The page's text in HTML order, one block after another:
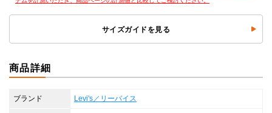
サイズガイドを見る
商品詳細
ブランド Levi's／リーバイス